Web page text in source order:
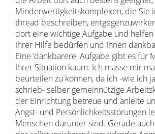
Minderwertigkeitskomplexen, die Sie
thread beschreiben,
dort eine wichtige Aufgabe und
Ihrer Hilfe bedürfen und Ihnen
Eine 'dankbarere' Aufgabe gibt es für
Ihrer Situation kaum. Ich masse mir
beurteilen zu können, da ich -wie ich
schrieb- selber gemeinnützige
der Einrichtung betreue und anleite
Angst- und Persönlichkeitsstörungen
Menschen darunter sind. Gerade